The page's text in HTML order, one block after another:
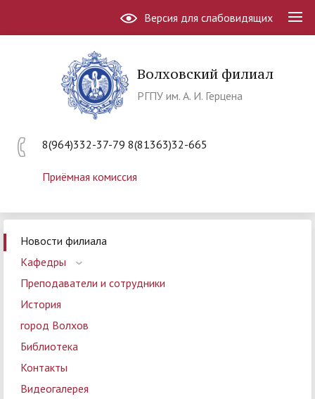
Версия для слабовидящих
Волховский филиал
РГПУ им. А. И. Герцена
8(964)332-37-79 8(81363)32-665
Приёмная комиссия
Новости филиала
Кафедры
Преподаватели и сотрудники
История
город Волхов
Библиотека
Контакты
Видеогалерея